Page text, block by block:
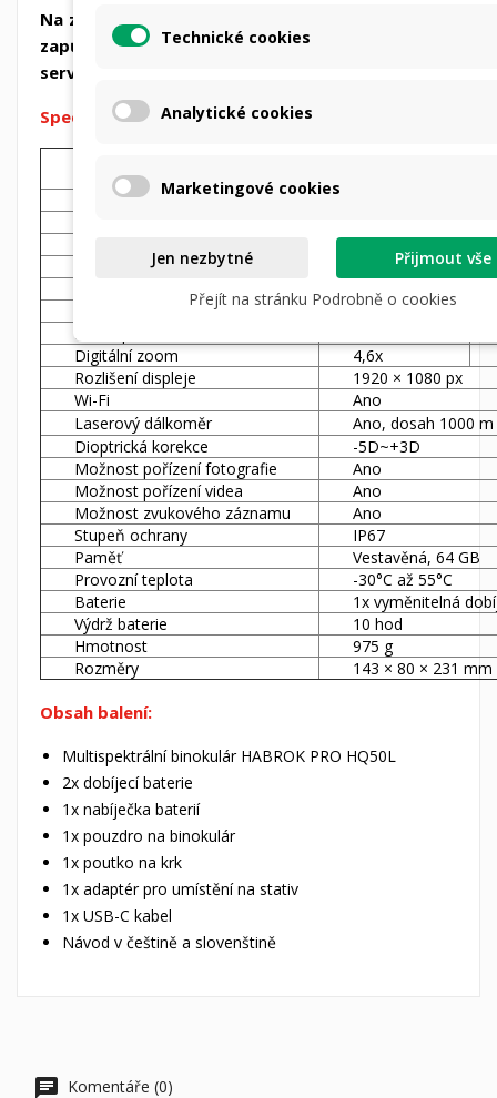
Na zařízení poskytujeme záruku 3 roky a garanci
zapůjčení náhradního přístroje v případě potřeby
servisu.
Specifikace:
Rozlišení
-
50 mm
2600 m
Optické zvětšení
4,3x
Zorné pole
Digitální zoom
4,6x
Rozlišení displeje
1920 × 1080 px
Wi-Fi
Ano
Laserový dálkoměr
Ano, dosah 1000 m
Dioptrická korekce
-5D~+3D
Možnost pořízení fotografie
Ano
Možnost pořízení videa
Ano
Možnost zvukového záznamu
Ano
Stupeň ochrany
IP67
Paměť
Vestavěná, 64 GB
Provozní teplota
-30°C až 55°C
Baterie
1x vyměnitelná
Výdrž baterie
10 hod
Hmotnost
975 g
Rozměry
143 × 80 × 231 mm
Obsah balení:
Multispektrální binokulár HABROK PRO HQ50L
2x dobíjecí baterie
1x nabíječka baterií
1x pouzdro na binokulár
1x poutko na krk
1x adaptér pro umístění na stativ
1x USB-C kabel
Návod v češtině a slovenštině
Komentáře (0)
Technické cookies
Analytické cookies
Marketingové cookies
Jen nezbytné
Přijmout vše
Přejít na stránku Podrobně o cookies